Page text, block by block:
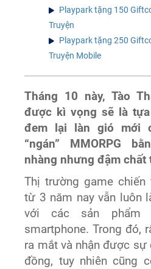
Playpark tặng 150
Truyện
Playpark tặng 250
Truyện Mobile
Tháng 10 này, Tào
được kì vọng sẽ là
đem lại làn gió mới
“ngán” MMORPG
nhàng nhưng đậm chất
Thị trường game
từ 3 năm nay vẫn luôn
với các sản phẩm
smartphone. Trong đó,
ra mắt và nhận được sự
đồng, tuy nhiên cũng